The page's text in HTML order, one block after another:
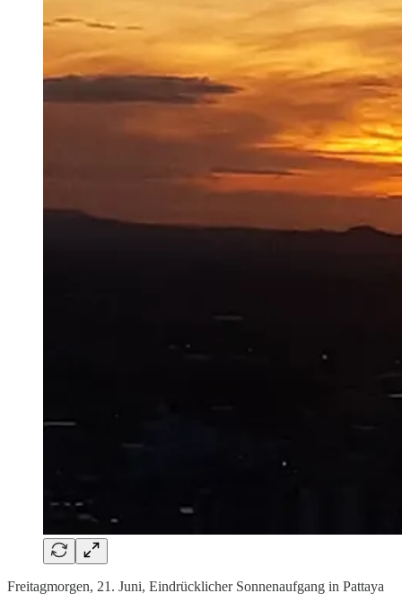
Freitagmorgen, 21. Juni, Eindrücklicher Sonnenaufgang in Pattaya